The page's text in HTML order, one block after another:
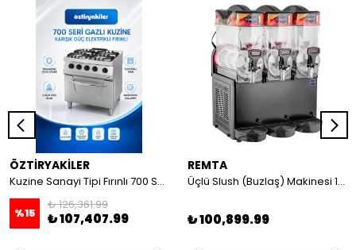
ÖZTİRYAKİLER
Kuzine Sanayi Tipi Fırınlı 700 Seri Gazlı 4 Açık Ateş 80x70x85 (Lp)-2X6Kw+2X7,5Kw+6Kw Elektrikli Fırın
%15
₺ 126,361.99
₺ 107,407.99
REMTA
Üçlü Slush (Buzlaş) Makinesi 12+12+12 lt
₺ 100,899.99